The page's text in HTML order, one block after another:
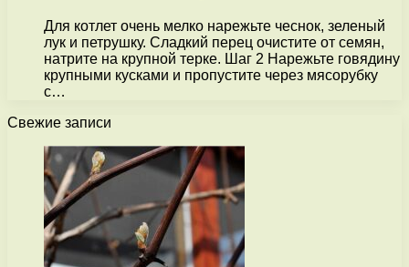
Для котлет очень мелко нарежьте чеснок, зеленый
лук и петрушку. Сладкий перец очистите от семян,
натрите на крупной терке. Шаг 2 Нарежьте говядину
крупными кусками и пропустите через мясорубку
с…
Свежие записи